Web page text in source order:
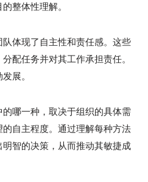
整体性理解。
体现了自主性和责任感。这些
配任务并对其工作承担责任。
展。
哪一种，取决于组织的具体需
自主程度。通过理解每种方法
智的决策，从而推动其敏捷成